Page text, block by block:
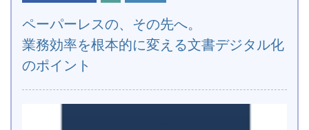
ペーパーレスの、その先へ。
業務効率を根本的に変える文書デジタル化
のポイント